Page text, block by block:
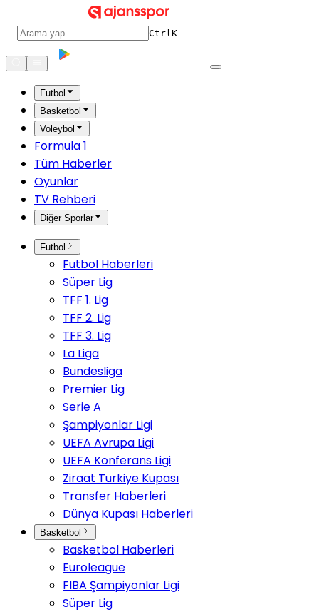
CtrlK
Futbol
Basketbol
Voleybol
Formula 1
Tüm Haberler
Oyunlar
TV Rehberi
Diğer Sporlar
Futbol
Futbol Haberleri
Süper Lig
TFF 1. Lig
TFF 2. Lig
TFF 3. Lig
La Liga
Bundesliga
Premier Lig
Serie A
Şampiyonlar Ligi
UEFA Avrupa Ligi
UEFA Konferans Ligi
Ziraat Türkiye Kupası
Transfer Haberleri
Dünya Kupası Haberleri
Basketbol
Basketbol Haberleri
Euroleague
FIBA Şampiyonlar Ligi
Süper Lig